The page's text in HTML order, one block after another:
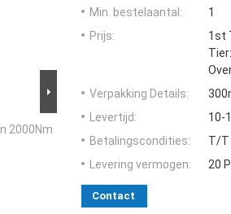
2000Nm
Min. bestelaantal:
1
Prijs:
1st
Verpakking Details:
Levertijd:
10-
Betalingscondities:
T/T
Levering vermogen:
20
Contact